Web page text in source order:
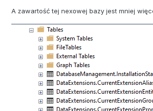
A zawartość tej nexowej bazy jest mniej